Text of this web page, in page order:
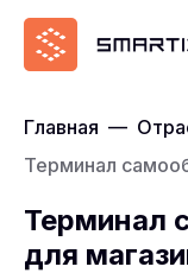
Главная —
Терминал
Терминал
для